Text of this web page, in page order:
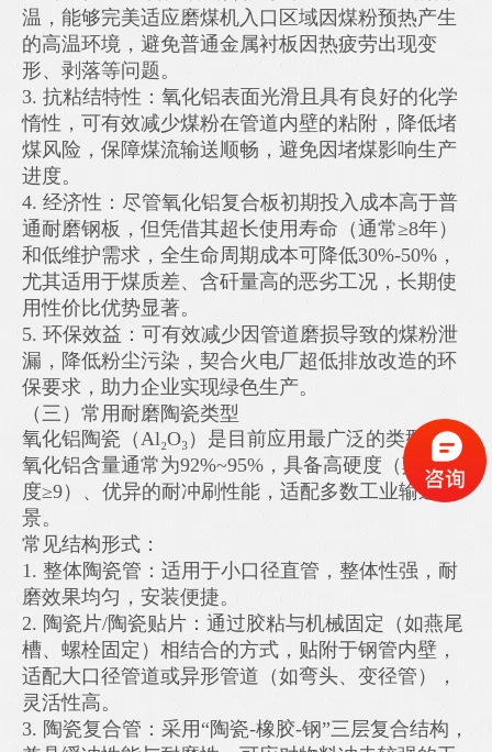
温，能够完美适应磨煤机入口区域因煤粉预热产生
的高温环境，避免普通金属衬板因热疲劳出现变
形、剥落等问题。
3. 抗粘结特性：氧化铝表面光滑且具有良好的化学
惰性，可有效减少煤粉在管道内壁的粘附，降低堵
煤风险，保障煤流输送顺畅，避免因堵煤影响生产
进度。
4. 经济性：尽管氧化铝复合板初期投入成本高于普
通耐磨钢板，但凭借其超长使用寿命（通常≥8年）
和低维护需求，全生命周期成本可降低30%-50%，
尤其适用于煤质差、含矸量高的恶劣工况，长期使
用性价比优势显著。
5. 环保效益：可有效减少因管道磨损导致的煤粉泄
漏，降低粉尘污染，契合火电厂超低排放改造的环
保要求，助力企业实现绿色生产。
（三）常用耐磨陶瓷类型
氧化铝陶瓷（Al₂O₃）是目前应用最广泛的类型，其
氧化铝含量通常为92%~95%，具备高硬度（莫氏硬
度≥9）、优异的耐冲刷性能，适配多数工业输送场
景。
常见结构形式：
1. 整体陶瓷管：适用于小口径直管，整体性强，耐
磨效果均匀，安装便捷。
2. 陶瓷片/陶瓷贴片：通过胶粘与机械固定（如燕尾
槽、螺栓固定）相结合的方式，贴附于钢管内壁，
适配大口径管道或异形管道（如弯头、变径管），
灵活性高。
3. 陶瓷复合管：采用“陶瓷-橡胶-钢”三层复合结构，